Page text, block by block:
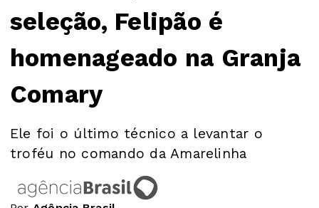
seleção, Felipão é
homenageado na Granja
Comary
Ele foi o último técnico a levantar o
troféu no comando da Amarelinha